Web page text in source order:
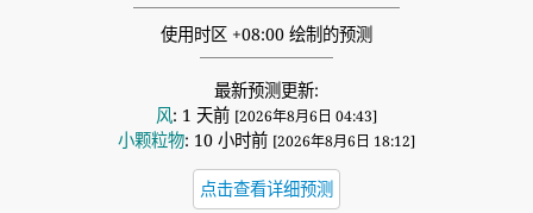
使用时区 +08:00 绘制的预测
最新预测更新:
风: 1 天前 [2026年8月6日 04:43]
小颗粒物: 10 小时前 [2026年8月6日 18:12]
点击查看详细预测